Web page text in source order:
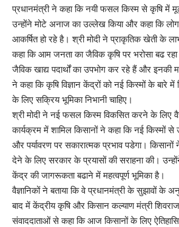
प्रधानमंत्री ने कहा कि नयी फसल किस्म से कृषि में
उन्होंने मोटे अनाज का उल्‍लेख किया और कहा कि
आकर्षित हो रहे है। श्री मोदी ने प्राकृतिक खेती के
कहा कि आम जनता का जैविक कृषि पर भरोसा बढ
जैविक खाद्य पदार्थों का उपभोग कर रहे हैं और इनकी
ने कहा कि कृषि विज्ञान केंद्रों को नई किस्‍मों के बारे में
के लिए सक्रिय भूमिका निभानी चाहिए।
श्री मोदी ने नई फसल किस्‍म विकसित करने के लिए
कार्यक्रम में शामिल किसानों ने कहा कि नई किस्‍मों
और पर्यावरण पर सकारात्‍मक प्रभाव पडेगा। किसानों
देने के लिए सरकार के प्रयासों की सराहना की।
केंद्र की जागरूकता बढाने में महत्‍वपूर्ण भूमिका है।
वैज्ञानिकों ने बताया कि वे प्रधानमंत्री के सुझावों के
बाद में केंद्रीय कृषि और किसान कल्‍याण मंत्री
संवाददाताओं से कहा कि आज किसानों के लिए